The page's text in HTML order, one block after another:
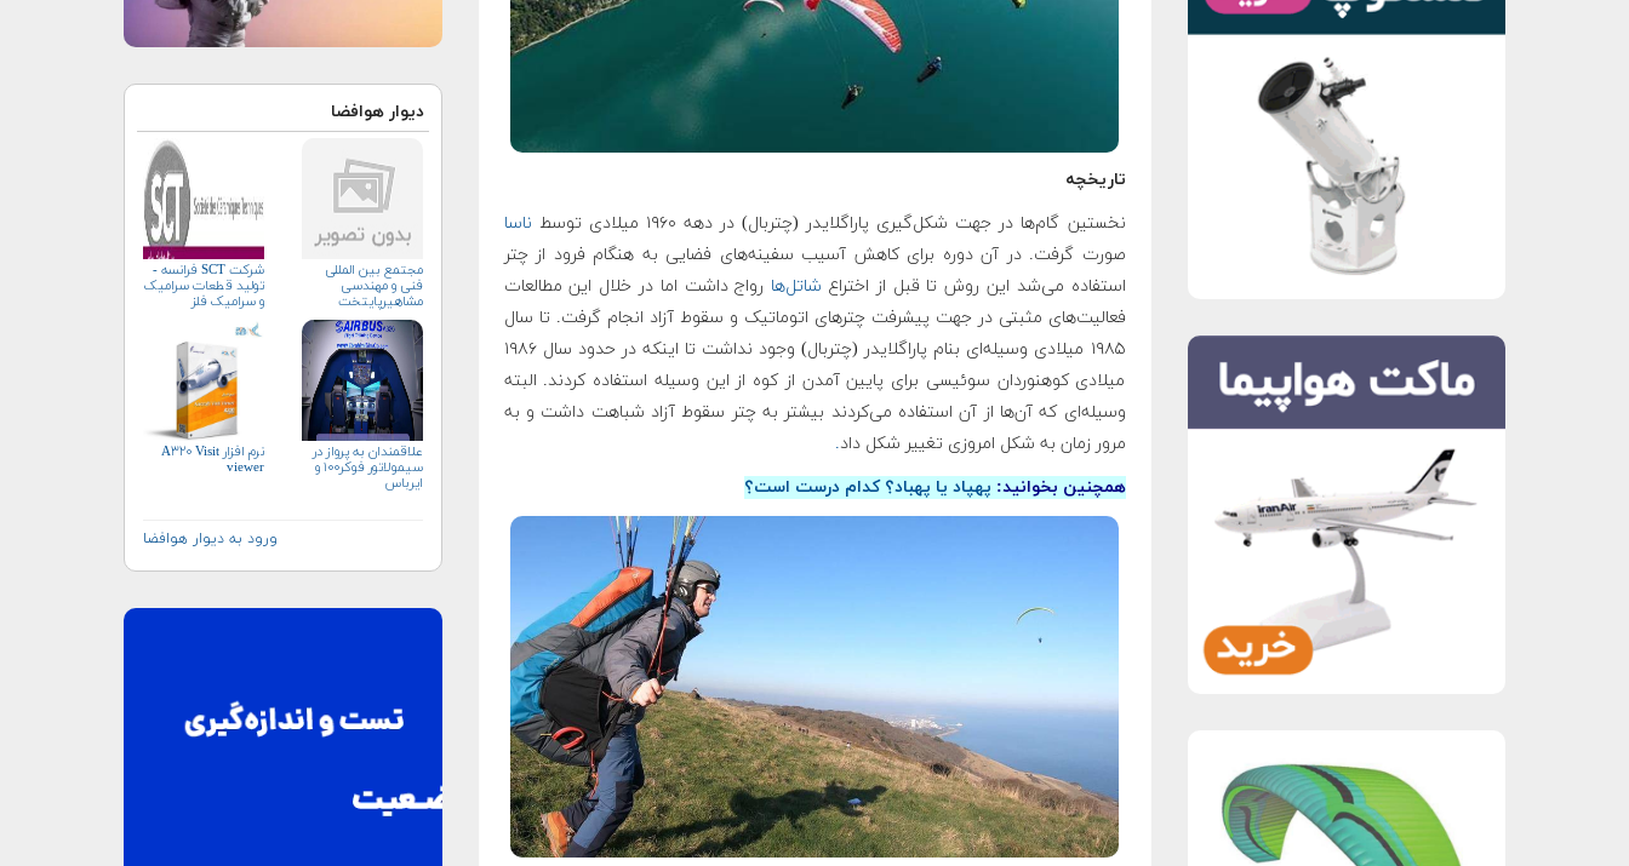
تاریخچه
نخستین‌ گام‌ها در جهت شکل‌گیری پاراگلایدر (چتربال) در دهه ۱۹۶۰ میلادی توسط
ناسا
صورت گرفت. در آن دوره برای کاهش آسیب سفینه‌های فضایی به هنگام فرود از چتر
استفاده می‌شد این روش تا قبل از اختراع شاتل‌ها رواج داشت اما در خلال این مطالعات
فعالیت‌های مثبتی در جهت پیشرفت چترهای اتوماتیک و سقوط آزاد انجام گرفت. تا سال
۱۹۸۵ میلادی وسیله‌ای بنام پاراگلایدر (چتربال) وجود نداشت تا اینکه در حدود سال ۱۹۸۶
میلادی کوهنوردان سوئیسی برای پایین آمدن از کوه از این وسیله استفاده کردند. البته
وسیله‌ای که آن‌ها از آن استفاده می‌کردند بیشتر به چتر سقوط آزاد شباهت داشت و به
مرور زمان به شکل امروزی تغییر شکل داد.
همچنین بخوانید: پهپاد یا پهباد؟ کدام درست است؟
دیوار هوافضا
مجتمع بین المللی
فنی و مهندسی
مشاهیرپایتخت
شرکت SCT فرانسه -
تولید قطعات سرامیک
و سرامیک فلز
علاقمندان به پرواز در
سیمولاتور فوکر۱۰۰ و
ایرباس
نرم افزار A۳۲۰ Visit
viewer
ورود به دیوار هوافضا